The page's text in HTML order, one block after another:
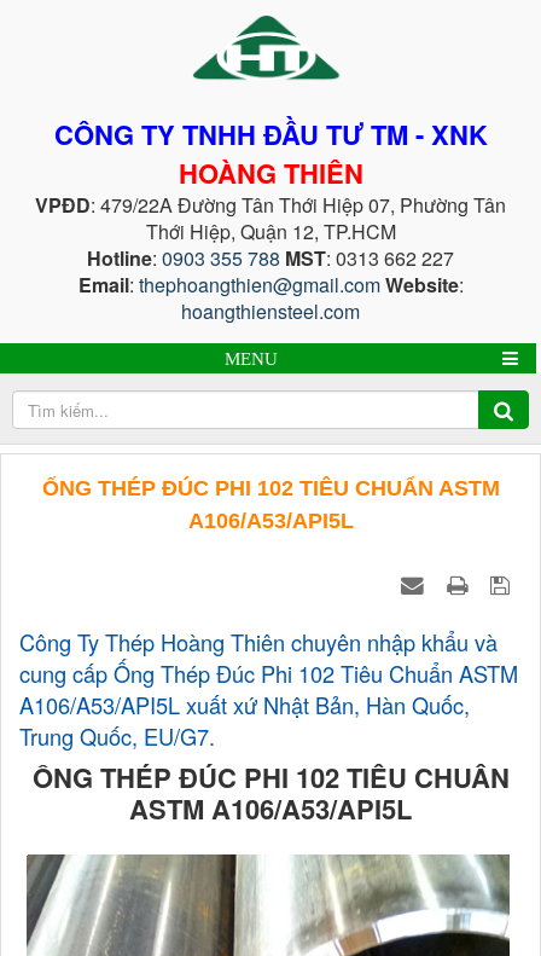
CÔNG TY TNHH ĐẦU TƯ TM - XNK
HOÀNG THIÊN
VPĐD: 479/22A Đường Tân Thới Hiệp 07, Phường Tân
Thới Hiệp, Quận 12, TP.HCM
Hotline: 0903 355 788 MST: 0313 662 227
Email: thephoangthien@gmail.comWebsite:
hoangthiensteel.com
MENU
ỐNG THÉP ĐÚC PHI 102 TIÊU CHUẨN ASTM
A106/A53/API5L
Công Ty Thép Hoàng Thiên chuyên nhập khẩu và
cung cấp Ống Thép Đúc Phi 102 Tiêu Chuẩn ASTM
A106/A53/API5L xuất xứ Nhật Bản, Hàn Quốc,
Trung Quốc, EU/G7.
ỐNG THÉP ĐÚC PHI 102 TIÊU CHUẨN
ASTM A106/A53/API5L